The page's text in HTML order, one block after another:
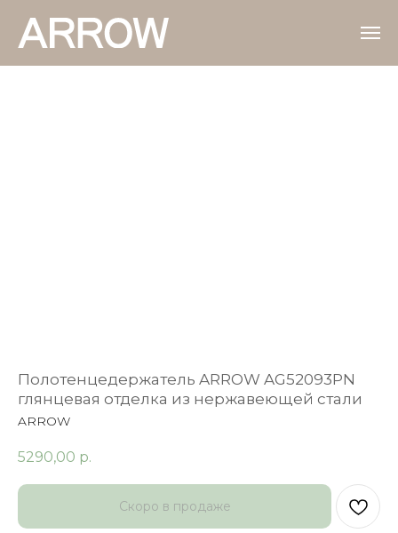
Полотенцедержатель ARROW AG52093PN
глянцевая отделка из нержавеющей стали
ARROW
5290,00 р.